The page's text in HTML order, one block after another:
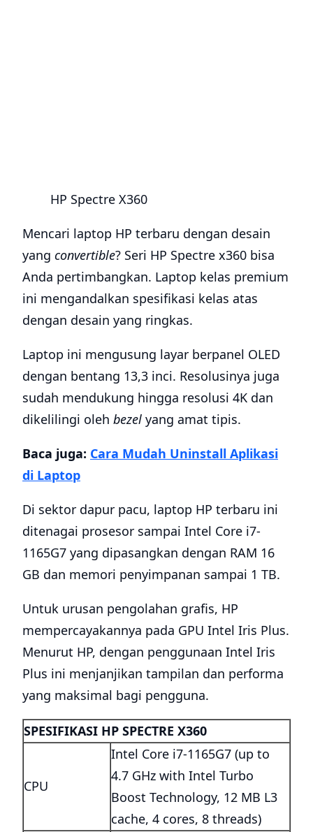
HP Spectre X360
Mencari laptop HP terbaru dengan desain
yang convertible? Seri HP Spectre x360 bisa
Anda pertimbangkan. Laptop kelas premium
ini mengandalkan spesifikasi kelas atas
dengan desain yang ringkas.
Laptop ini mengusung layar berpanel OLED
dengan bentang 13,3 inci. Resolusinya juga
sudah mendukung hingga resolusi 4K dan
dikelilingi oleh bezel yang amat tipis.
Baca juga: Cara Mudah Uninstall Aplikasi
di Laptop
Di sektor dapur pacu, laptop HP terbaru ini
ditenagai prosesor sampai Intel Core i7-
1165G7 yang dipasangkan dengan RAM 16
GB dan memori penyimpanan sampai 1 TB.
Untuk urusan pengolahan grafis, HP
mempercayakannya pada GPU Intel Iris Plus.
Menurut HP, dengan penggunaan Intel Iris
Plus ini menjanjikan tampilan dan performa
yang maksimal bagi pengguna.
SPESIFIKASI HP SPECTRE X360
CPU
Intel Core i7-1165G7 (up to
4.7 GHz with Intel Turbo
Boost Technology, 12 MB L3
cache, 4 cores, 8 threads)